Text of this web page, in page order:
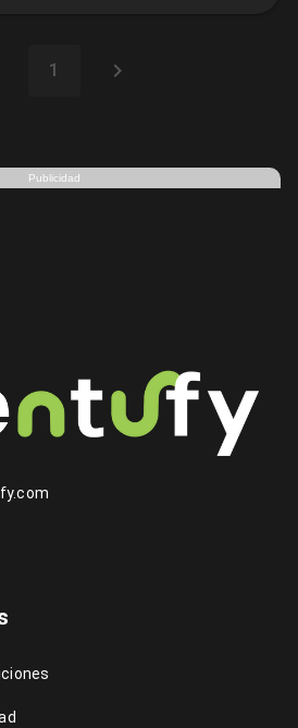
1
Publicidad